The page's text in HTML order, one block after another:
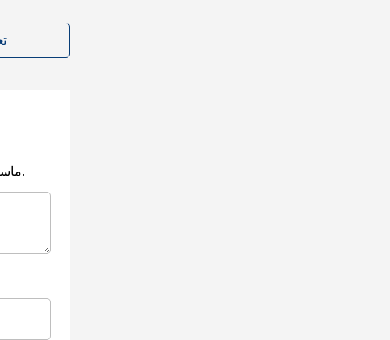
ماسكوس. نقرأ آراءك، ونرد عليها، بناء على طلبكم في أسرع وقت ممكن.